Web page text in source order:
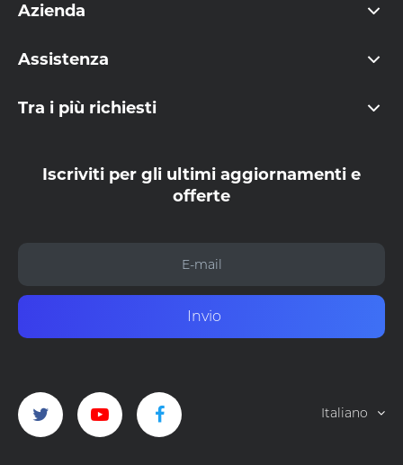
Azienda
Assistenza
Tra i più richiesti
Iscriviti per gli ultimi aggiornamenti e
offerte
Invio
Italiano